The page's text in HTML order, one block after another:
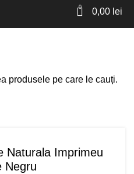
0 0,00 lei
Naturala Imprimeu
Negru
produsele pe care le cauți.